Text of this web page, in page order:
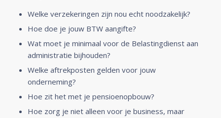
Welke verzekeringen zijn nou echt noodzakelijk?
Hoe doe je jouw BTW aangifte?
Wat moet je minimaal voor de Belastingdienst aan
administratie bijhouden?
Welke aftrekposten gelden voor jouw
onderneming?
Hoe zit het met je pensioenopbouw?
Hoe zorg je niet alleen voor je business, maar